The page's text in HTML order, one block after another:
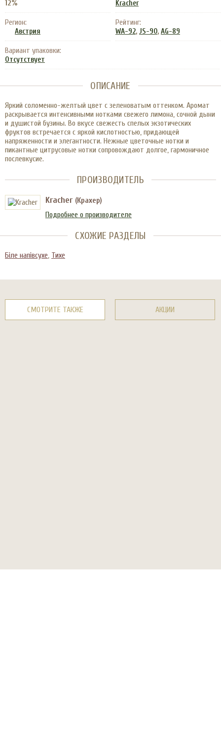
12%
Kracher
Регион:
Австрия
Рейтинг:
WA-92, JS-90, AG-89
Вариант упаковки:
Отсутствует
ОПИСАНИЕ
Яркий соломенно-желтый цвет с зеленоватым оттенком. Аромат
раскрывается интенсивными нотками свежего лимона, сочной дыни
и душистой бузины. Во вкусе свежесть спелых экзотических
фруктов встречается с яркой кислотностью, придающей
напряженности и элегантности. Нежные цветочные нотки и
пикантные цитрусовые нотки сопровождают долгое, гармоничное
послевкусие.
ПРОИЗВОДИТЕЛЬ
Kracher (Крахер)
Подробнее о производителе
СХОЖИЕ РАЗДЕЛЫ
Біле напівсухе, Тихе
СМОТРИТЕ ТАКЖЕ АКЦИИ